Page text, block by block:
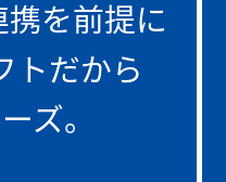
を前提に
トだから
ズ。